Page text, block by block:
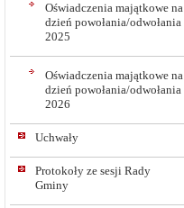
Oświadczenia majątkowe na
dzień powołania/odwołania
2025
Oświadczenia majątkowe na
dzień powołania/odwołania
2026
Uchwały
Protokoły ze sesji Rady
Gminy